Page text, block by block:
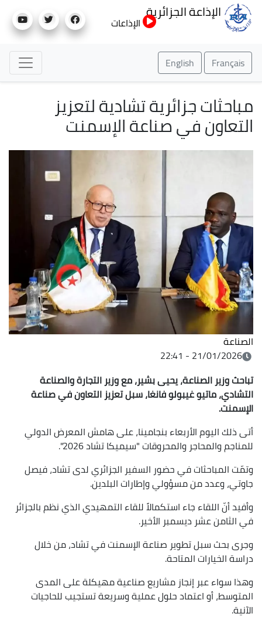
إلى
الإذاعة الجزائرية
الإذاعات
Français
English
مباحثات جزائرية تشادية لتعزيز
التعاون في صناعة الإسمنت
الصناعة
21/01/2026 - 22:41
تباحث وزير الصناعة، يحيى بشير، مع وزير التجارة والصناعة
التشادي، ماتيو غيبولو فانغا،سبل تعزيز التعاون في صناعة
الإسمنت.
أتى ذلك اليوم الأربعاء بنجامينا، على هامش المعرض الدولي
للمناجم والمحاجر والمحروقات "سيميكا تشاد 2026".
وتمّت المباحثات في حضور السفير الجزائري لدى تشاد، فيصل
جاوتي، وعدد من مسؤولي وإطارات البلدين.
وأفيد أنّ اللقاء جاء استكمالاً للقاء التمهيدي الذي نظم بالجزائر
في الثامن عشر ديسمبر الأخير.
وجرى بحث سبل تطوير صناعة الإسمنت في تشاد، من خلال
دراسة الخيارات المتاحة.
وهذا سواء عبر إنجاز مشاريع صناعية مهيكلة على المدى
المتوسط، أو اعتماد حلول عملية وسريعة تستجيب للحاجيات
الآنية.